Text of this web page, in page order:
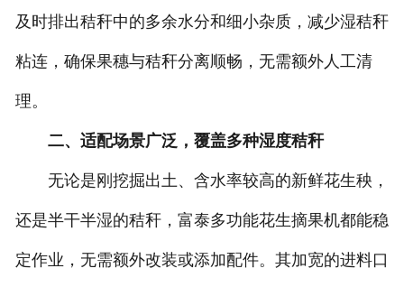
及时排出秸秆中的多余水分和细小杂质，减少湿秸秆
粘连，确保果穗与秸秆分离顺畅，无需额外人工清
理。
二、适配场景广泛，覆盖多种湿度秸秆
无论是刚挖掘出土、含水率较高的新鲜花生秧，
还是半干半湿的秸秆，富泰多功能花生摘果机都能稳
定作业，无需额外改装或添加配件。其加宽的进料口